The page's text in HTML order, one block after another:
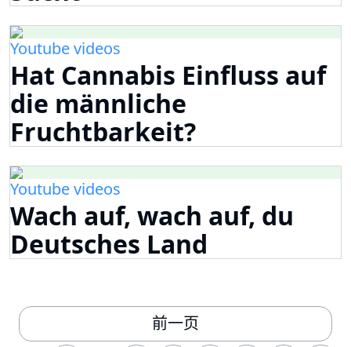
Youtube videos
Hat Cannabis Einfluss auf
die männliche
Fruchtbarkeit?
Youtube videos
Wach auf, wach auf, du
Deutsches Land
前一页